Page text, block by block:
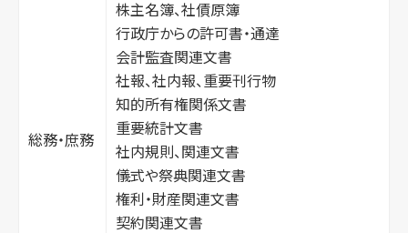
総務・庶務
株主名簿、社債原簿
行政庁からの許可書・通達
会計監査関連文書
社報、社内報、重要刊行物
知的所有権関係文書
重要統計文書
社内規則、関連文書
儀式や祭典関連文書
権利・財産関連文書
契約関連文書